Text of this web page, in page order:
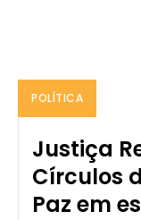
POLÍTICA
Justiça
Círculos
Paz em